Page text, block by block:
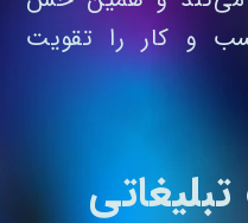
و کار را تقویت